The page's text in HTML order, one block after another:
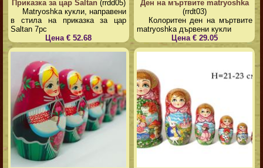
Приказка за цар Saltan(rrdd05)
Matryoshka кукли, направени
в стила на приказка за цар
Saltan 7pc
Цена € 52.68
Ден на мъртвите matryoshka
(rrdt03)
Колоритен ден на мъртвите
matryoshka дървени кукли
Цена € 29.05